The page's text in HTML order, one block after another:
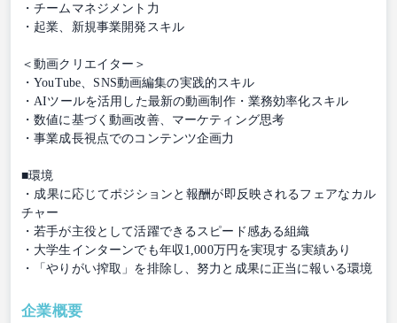
・チームマネジメント力
・起業、新規事業開発スキル
＜動画クリエイター＞
・YouTube、SNS動画編集の実践的スキル
・AIツールを活用した最新の動画制作・業務効率化スキル
・数値に基づく動画改善、マーケティング思考
・事業成長視点でのコンテンツ企画力
■環境
・成果に応じてポジションと報酬が即反映されるフェアなカル
チャー
・若手が主役として活躍できるスピード感ある組織
・大学生インターンでも年収1,000万円を実現する実績あり
・「やりがい搾取」を排除し、努力と成果に正当に報いる環境
企業概要